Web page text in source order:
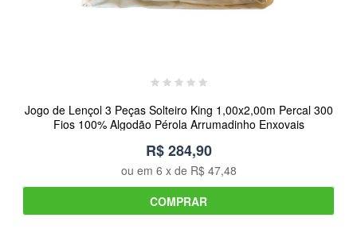
Jogo de Lençol 3 Peças Solteiro King 1,00x2,00m Percal 300
Fios 100% Algodão Pérola Arrumadinho Enxovais
R$ 284,90
ou em 6 x de R$ 47,48
COMPRAR